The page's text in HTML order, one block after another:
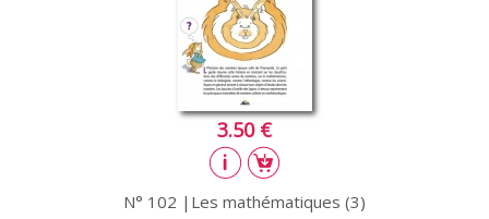
3.50 €
N° 102 |Les mathématiques (3)